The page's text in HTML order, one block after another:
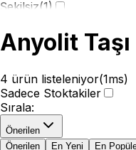
Şekilsiz(1)
Anyolit
4 ürün listeleniyor(1ms)
Sadece Stoktakiler
Sırala:
Önerilen
Önerilen
En Yeni En